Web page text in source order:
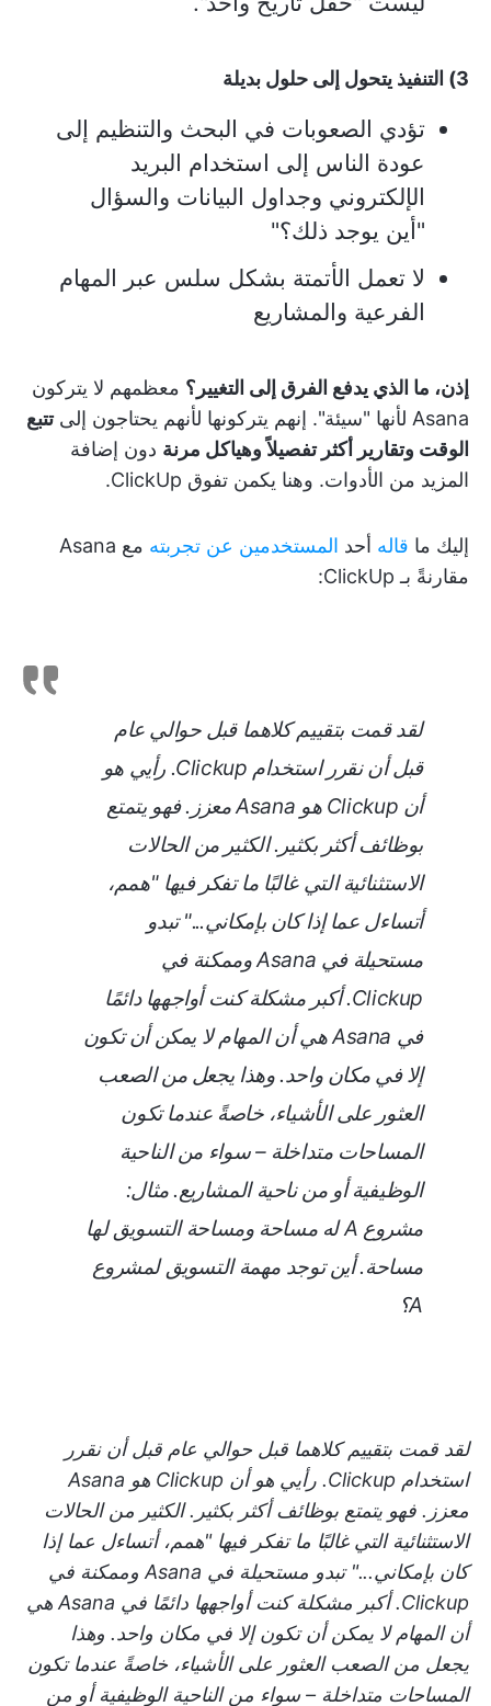
3) التنفيذ يتحول إلى حلول بديلة
تؤدي الصعوبات في البحث والتنظيم إلى
عودة الناس إلى استخدام البريد
الإلكتروني وجداول البيانات والسؤال
"أين يوجد ذلك؟"
لا تعمل الأتمتة بشكل سلس عبر المهام
الفرعية والمشاريع
إذن، ما الذي يدفع الفرق إلى التغيير؟ معظمهم لا يتركون
Asana لأنها "سيئة". إنهم يتركونها لأنهم يحتاجون إلى
تتبع
الوقت وتقارير أكثر تفصيلاً وهياكل مرنة دون إضافة
المزيد من الأدوات. وهنا يكمن تفوق ClickUp.
إليك ما قاله أحد المستخدمين عن تجربته
مع Asana
مقارنةً بـ ClickUp:
لقد قمت بتقييم كلاهما قبل حوالي عام
قبل أن نقرر استخدام Clickup. رأيي هو
أن Clickup هو Asana معزز. فهو يتمتع
بوظائف أكثر بكثير. الكثير من الحالات
الاستثنائية التي غالبًا ما تفكر فيها "همم،
أتساءل عما إذا كان بإمكاني..." تبدو
مستحيلة في Asana وممكنة في
Clickup. أكبر مشكلة كنت أواجهها دائمًا
في Asana هي أن المهام لا يمكن أن تكون
إلا في مكان واحد. وهذا يجعل من الصعب
العثور على الأشياء، خاصةً عندما تكون
المساحات متداخلة – سواء من الناحية
الوظيفية أو من ناحية المشاريع. مثال:
مشروع A له مساحة ومساحة التسويق لها
مساحة. أين توجد مهمة التسويق لمشروع
A؟
لقد قمت بتقييم كلاهما قبل حوالي عام قبل أن نقرر
استخدام Clickup. رأيي هو أن Clickup هو Asana
معزز. فهو يتمتع بوظائف أكثر بكثير. الكثير من الحالات
الاستثنائية التي غالبًا ما تفكر فيها "همم، أتساءل عما إذا
كان بإمكاني..." تبدو مستحيلة في Asana وممكنة في
Clickup. أكبر مشكلة كنت أواجهها دائمًا في Asana هي
أن المهام لا يمكن أن تكون إلا في مكان واحد. وهذا
يجعل من الصعب العثور على الأشياء، خاصةً عندما تكون
المساحات متداخلة – سواء من الناحية الوظيفية أو من